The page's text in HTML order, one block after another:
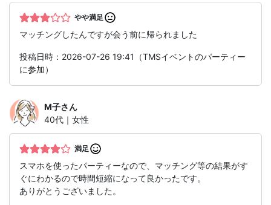
やや満足
マッチングしたんですが会う前に帰られました
投稿日時：2026-07-26 19:41（TMSイベントのパーティー
に参加）
M子さん
40代｜女性
満足
スマホを使ったパーティーなので、マッチング等の結果がす
ぐにわかるので時間短縮になって良かったです。
ありがとうございました。